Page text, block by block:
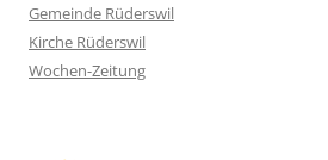
Gemeinde Rüderswil
Kirche Rüderswil
Wochen-Zeitung